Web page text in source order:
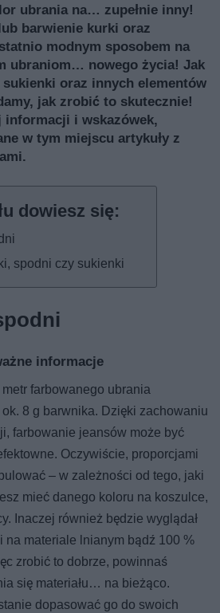
ubrania na… zupełnie inny!
barwienie kurki oraz
modnym sposobem na
ubraniom… nowego życia! Jak
oraz innych elementów
jak zrobić to skutecznie!
informacji i wskazówek,
w tym miejscu artykuły z
.
spodni czy sukienki
informacje
farbowanego ubrania
8 g barwnika. Dzięki zachowaniu
farbowanie jeansów może być
Oczywiście, proporcjami
– w zależności od tego, jaki
mieć danego koloru na koszulce,
Inaczej również będzie wyglądał
na materiale lnianym bądź 100 %
zrobić to dobrze, powinnaś
się materiału… na bieżąco.
dopasować go do swoich